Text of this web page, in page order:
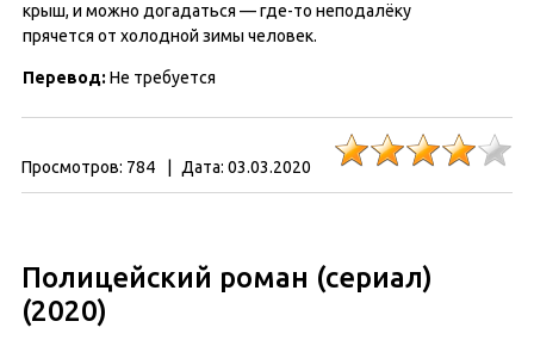
крыш, и можно догадаться — где-то неподалёку
прячется от холодной зимы человек.
Перевод: Не требуется
Просмотров: 784 Дата: 03.03.2020
Полицейский роман (сериал)
(2020)